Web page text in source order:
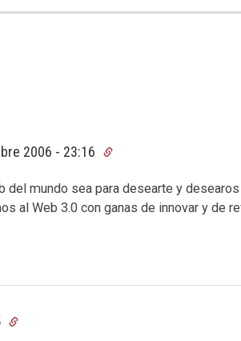
2006 - 23:16
del mundo sea para desearte y
al Web 3.0 con ganas de innovar y de